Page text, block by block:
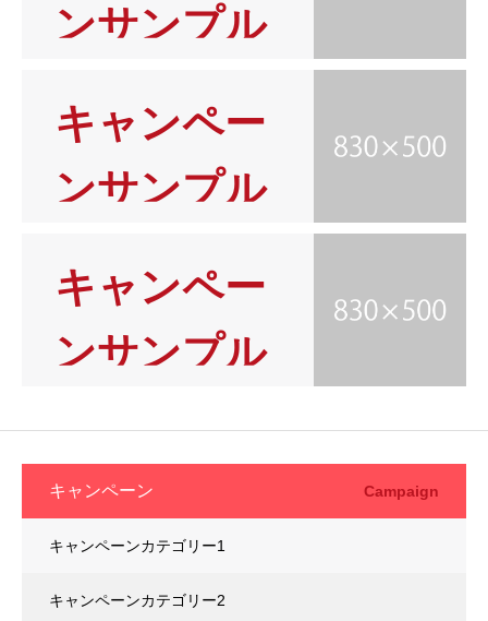
ンサンプル
キャンペー
ンサンプル
キャンペー
ンサンプル
1
キャンペーン Campaign
キャンペーンカテゴリー1
キャンペーンカテゴリー2